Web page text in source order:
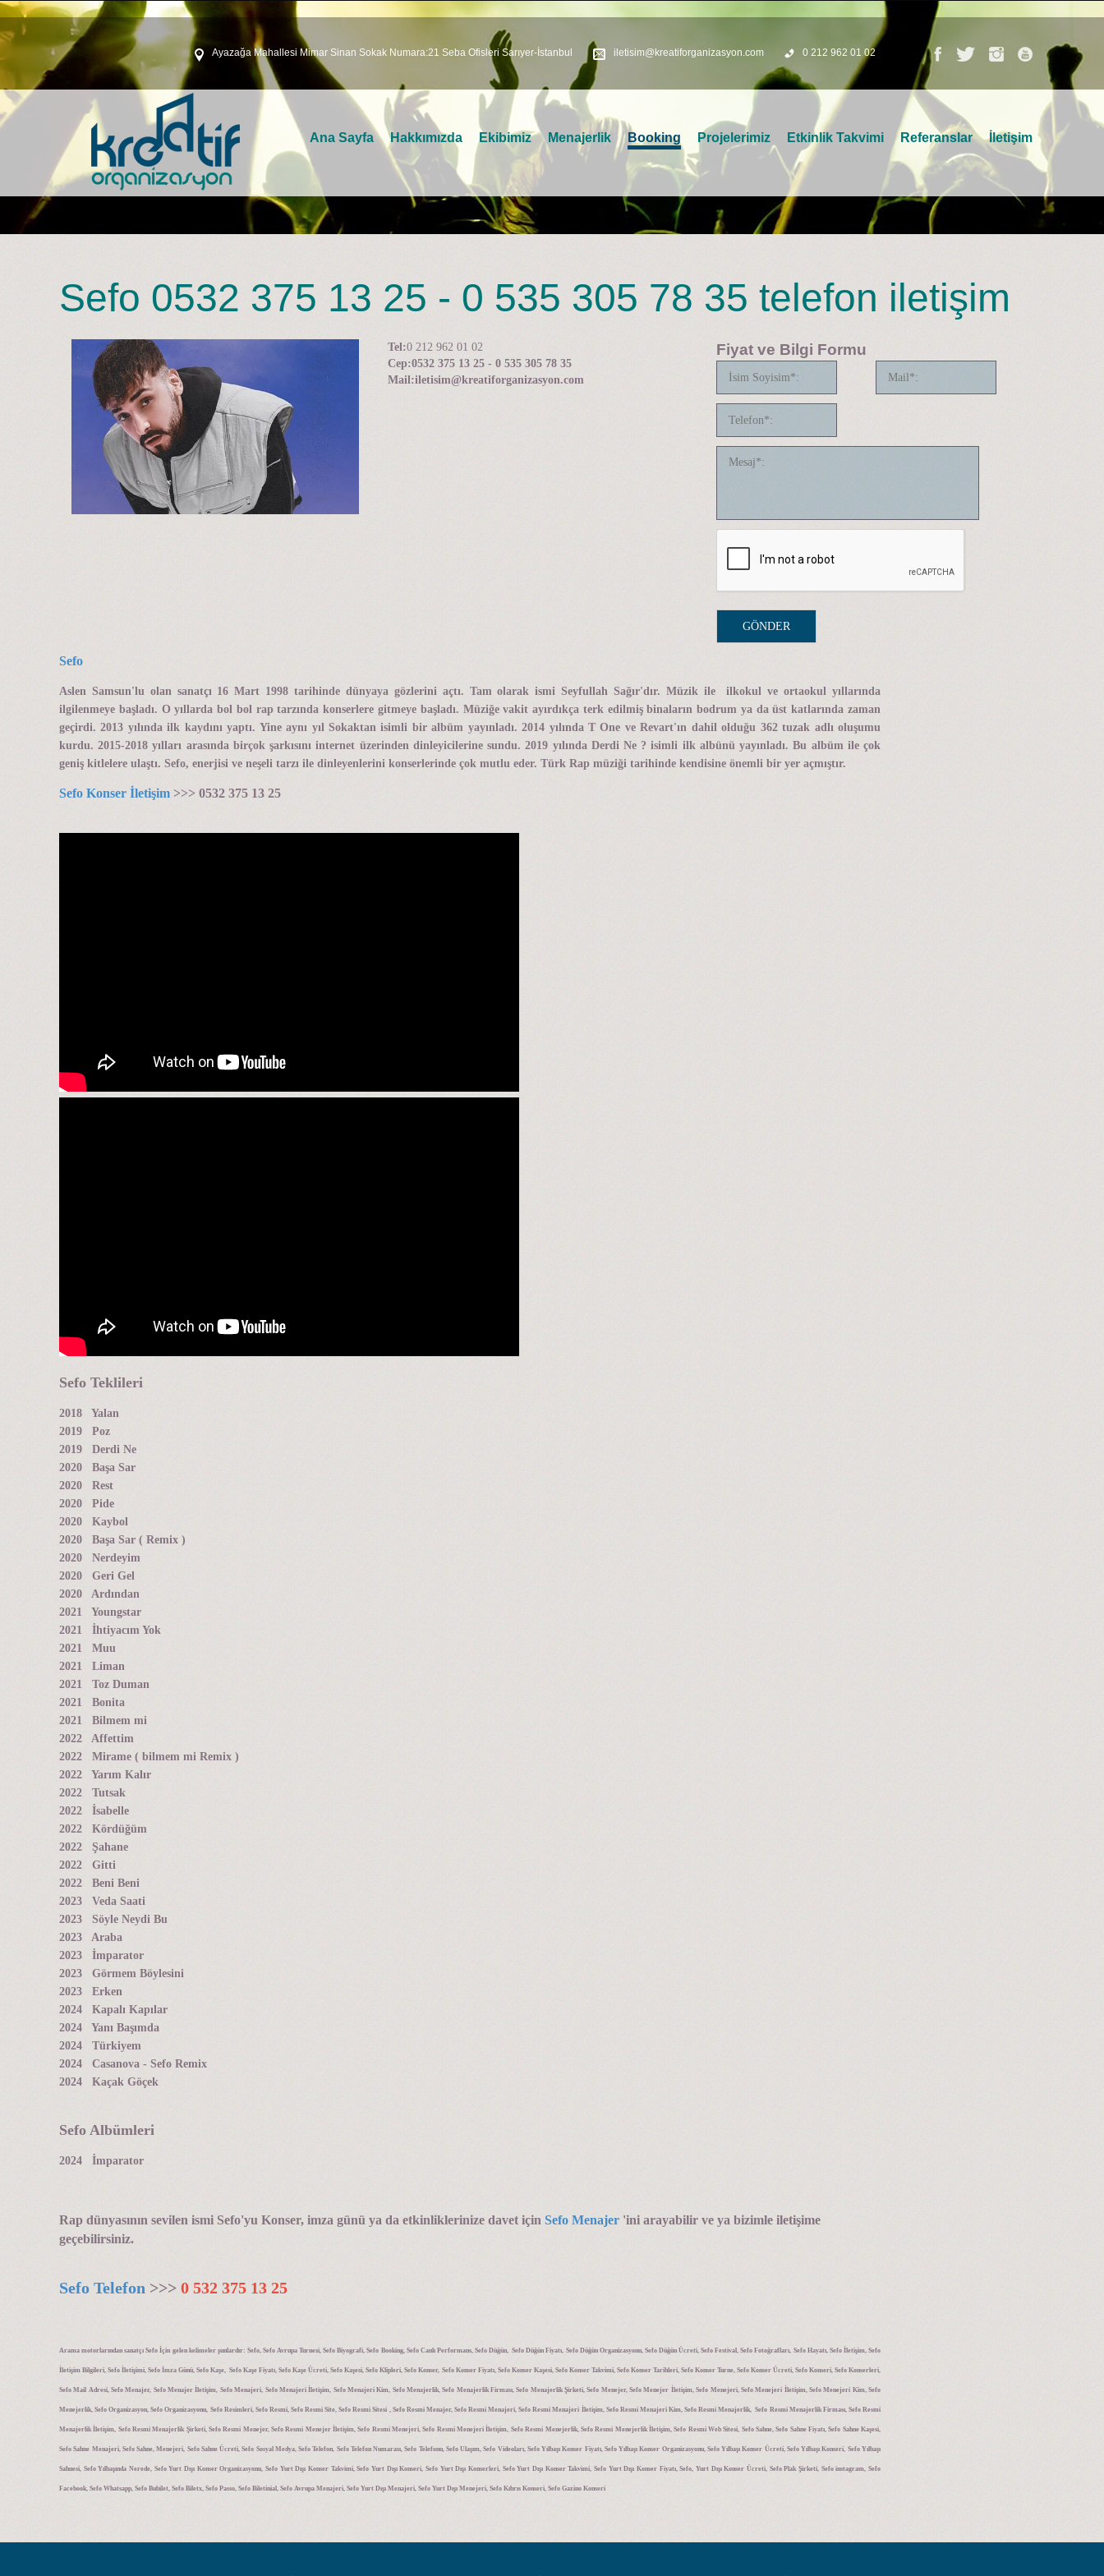
Ayazağa Mahallesi Mimar Sinan Sokak Numara:21 Seba Ofisleri Sarıyer-İstanbul iletisim@kreatiforganizasyon.com 0 212 962 01 02
Ana Sayfa Hakkımızda Ekibimiz Menajerlik Booking Projelerimiz Etkinlik Takvimi Referanslar İletişim
Sefo 0532 375 13 25 - 0 535 305 78 35 telefon iletişim
Tel:0 212 962 01 02
Cep:0532 375 13 25 - 0 535 305 78 35
Mail:iletisim@kreatiforganizasyon.com
Fiyat ve Bilgi Formu
Sefo
Aslen Samsun'lu olan sanatçı 16 Mart 1998 tarihinde dünyaya gözlerini açtı. Tam olarak ismi Seyfullah Sağır'dır. Müzik ile ilkokul ve ortaokul yıllarında
ilgilenmeye başladı. O yıllarda bol bol rap tarzında konserlere gitmeye başladı. Müziğe vakit ayırdıkça terk edilmiş binaların bodrum ya da üst katlarında zaman
geçirdi. 2013 yılında ilk kaydını yaptı. Yine aynı yıl Sokaktan isimli bir albüm yayınladı. 2014 yılında T One ve Revart'ın dahil olduğu 362 tuzak adlı oluşumu
kurdu. 2015-2018 yılları arasında birçok şarkısını internet üzerinden dinleyicilerine sundu. 2019 yılında Derdi Ne ? isimli ilk albünü yayınladı. Bu albüm ile çok
geniş kitlelere ulaştı. Sefo, enerjisi ve neşeli tarzı ile dinleyenlerini konserlerinde çok mutlu eder. Türk Rap müziği tarihinde kendisine önemli bir yer açmıştır.
Sefo Konser İletişim >>> 0532 375 13 25
Sefo Teklileri
2018 Yalan
2019 Poz
2019 Derdi Ne
2020 Başa Sar
2020 Rest
2020 Pide
2020 Kaybol
2020 Başa Sar ( Remix )
2020 Nerdeyim
2020 Geri Gel
2020 Ardından
2021 Youngstar
2021 İhtiyacım Yok
2021 Muu
2021 Liman
2021 Toz Duman
2021 Bonita
2021 Bilmem mi
2022 Affettim
2022 Mirame ( bilmem mi Remix )
2022 Yarım Kalır
2022 Tutsak
2022 İsabelle
2022 Kördüğüm
2022 Şahane
2022 Gitti
2022 Beni Beni
2023 Veda Saati
2023 Söyle Neydi Bu
2023 Araba
2023 İmparator
2023 Görmem Böylesini
2023 Erken
2024 Kapalı Kapılar
2024 Yanı Başımda
2024 Türkiyem
2024 Casanova - Sefo Remix
2024 Kaçak Göçek
Sefo Albümleri
2024 İmparator
Rap dünyasının sevilen ismi Sefo'yu Konser, imza günü ya da etkinliklerinize davet için Sefo Menajer 'ini arayabilir ve ya bizimle iletişime
geçebilirsiniz.
Sefo Telefon >>> 0 532 375 13 25
Arama motorlarından sanatçı Sefo İçin gelen kelimeler şunlardır: Sefo, Sefo Avrupa Turnesi, Sefo Biyografi, Sefo Booking, Sefo Canlı Performans, Sefo Düğün, Sefo Düğün Fiyatı, Sefo Düğün Organizasyonu, Sefo Düğün Ücreti, Sefo Festival, Sefo Fotoğrafları, Sefo Hayatı, Sefo İletişim, Sefo
İletişim Bilgileri, Sefo İletişimi, Sefo İmza Günü, Sefo Kaşe, Sefo Kaşe Fiyatı, Sefo Kaşe Ücreti, Sefo Kaşesi, Sefo Klipleri, Sefo Konser, Sefo Konser Fiyatı, Sefo Konser Kaşesi, Sefo Konser Takvimi, Sefo Konser Tarihleri, Sefo Konser Turne, Sefo Konser Ücreti, Sefo Konseri, Sefo Konserleri,
Sefo Mail Adresi, Sefo Menajer, Sefo Menajer İletişim, Sefo Menajeri, Sefo Menajeri İletişim, Sefo Menajeri Kim, Sefo Menajerlik, Sefo Menajerlik Firması, Sefo Menajerlik Şirketi, Sefo Menejer, Sefo Menejer İletişim, Sefo Menejeri, Sefo Menejeri İletişim, Sefo Menejeri Kim, Sefo
Menejerlik, Sefo Organizasyon, Sefo Organizasyonu, Sefo Resimleri, Sefo Resmi, Sefo Resmi Site, Sefo Resmi Sitesi , Sefo Resmi Menajer, Sefo Resmi Menajeri, Sefo Resmi Menajeri İletişim, Sefo Resmi Menajeri Kim, Sefo Resmi Menajerlik, Sefo Resmi Menajerlik Firması, Sefo Resmi
Menajerlik İletişim, Sefo Resmi Menajerlik Şirketi, Sefo Resmi Menejer, Sefo Resmi Menejer İletişim, Sefo Resmi Menejeri, Sefo Resmi Menejeri İletişim, Sefo Resmi Menejerlik, Sefo Resmi Menejerlik İletişim, Sefo Resmi Web Sitesi, Sefo Sahne, Sefo Sahne Fiyatı, Sefo Sahne Kaşesi,
Sefo Sahne Menajeri, Sefo Sahne, Menejeri, Sefo Sahne Ücreti, Sefo Sosyal Medya, Sefo Telefon, Sefo Telefon Numarası, Sefo Telefonu, Sefo Ulaşım, Sefo Videoları, Sefo Yılbaşı Konser Fiyatı, Sefo Yılbaşı Konser Organizasyonu, Sefo Yılbaşı Konser Ücreti, Sefo Yılbaşı Konseri, Sefo Yılbaşı
Sahnesi, Sefo Yılbaşında Nerede, Sefo Yurt Dışı Konser Organizasyonu, Sefo Yurt Dışı Konser Takvimi, Sefo Yurt Dışı Konseri, Sefo Yurt Dışı Konserleri, Sefo Yurt Dışı Konser Takvimi, Sefo Yurt Dışı Konser Fiyatı, Sefo, Yurt Dışı Konser Ücreti, Sefo Plak Şirketi, Sefo instagram, Sefo
Facebook, Sefo Whatsapp, Sefo Bubilet, Sefo Biletx, Sefo Passo, Sefo Biletinial, Sefo Avrupa Menajeri, Sefo Yurt Dışı Menajeri, Sefo Yurt Dışı Menejeri, Sefo Kıbrıs Konseri, Sefo Gazino Konseri